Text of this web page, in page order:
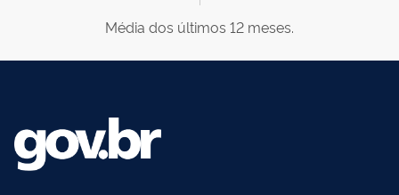
Média dos últimos 12 meses.